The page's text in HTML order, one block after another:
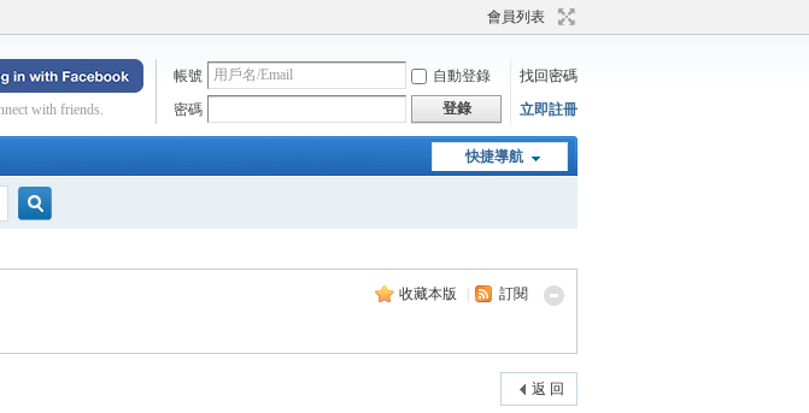
會員列表
帳號 自動登錄
找回密碼
密碼
登錄 立即註冊
with friends.
快捷導航
收藏本版 訂閱
返 回